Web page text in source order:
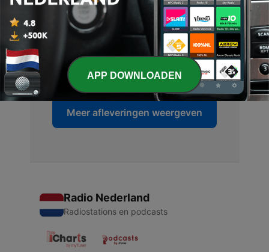
Ёлочка.
06 jul. 2026
Бузинная матушка
06 jul. 2026
Meer afleveringen weergeven
Radio Nederland
Radiostations en podcasts
APP DOWNLOADEN